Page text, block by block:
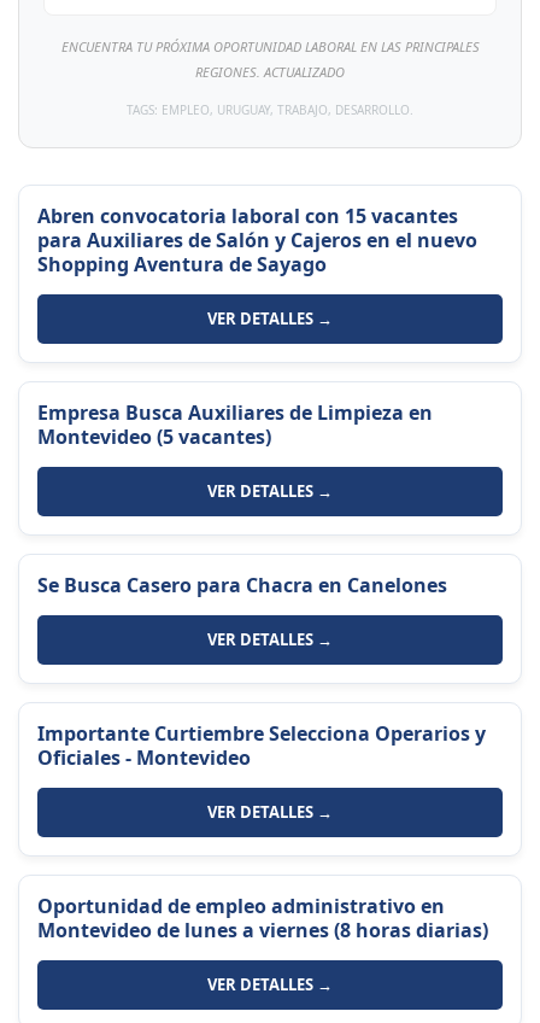
ENCUENTRA TU PRÓXIMA OPORTUNIDAD LABORAL EN LAS PRINCIPALES
REGIONES. ACTUALIZADO
TAGS: EMPLEO, URUGUAY, TRABAJO, DESARROLLO.
Abren convocatoria laboral con 15 vacantes
para Auxiliares de Salón y Cajeros en el nuevo
Shopping Aventura de Sayago
VER DETALLES →
Empresa Busca Auxiliares de Limpieza en
Montevideo (5 vacantes)
VER DETALLES →
Se Busca Casero para Chacra en Canelones
VER DETALLES →
Importante Curtiembre Selecciona Operarios y
Oficiales - Montevideo
VER DETALLES →
Oportunidad de empleo administrativo en
Montevideo de lunes a viernes (8 horas diarias)
VER DETALLES →